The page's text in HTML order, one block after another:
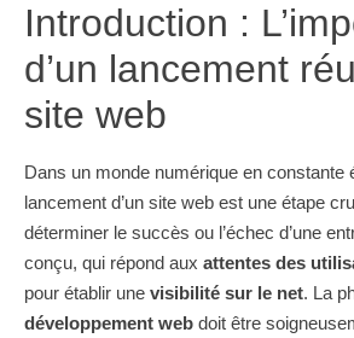
Introduction :
d’un lancement
site web
Dans un monde numérique en constante
lancement d’un site web est une étape
déterminer le succès ou l’échec d’une
conçu, qui répond aux attentes des
pour établir une visibilité sur le net. La
développement web doit être